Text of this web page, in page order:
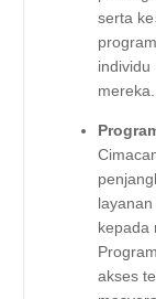
serta
mereka.
kepada
akses